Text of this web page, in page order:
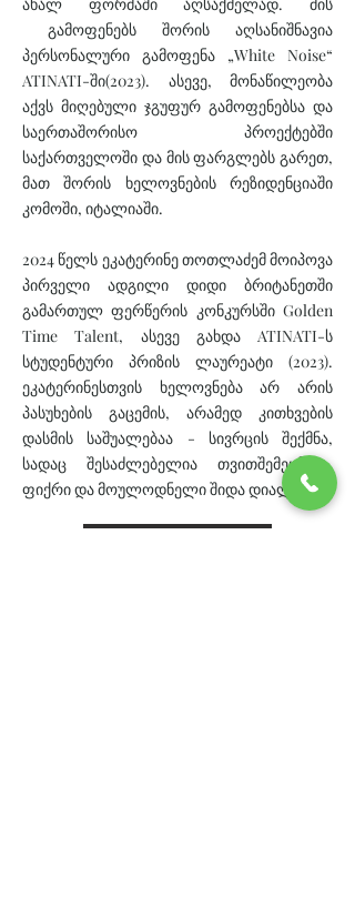
გამოფენებს შორის აღსანიშნავია
პერსონალური გამოფენა „White Noise“
ATINATI-ში(2023). ასევე, მონაწილეობა
აქვს მიღებული ჯგუფურ გამოფენებსა და
საერთაშორისო პროექტებში
საქართველოში და მის ფარგლებს გარეთ,
მათ შორის ხელოვნების რეზიდენციაში
კომოში, იტალიაში.
2024 წელს ეკატერინე თოთლაძემ მოიპოვა
პირველი ადგილი დიდი ბრიტანეთში
გამართულ ფერწერის კონკურსში Golden
Time Talent, ასევე გახდა ATINATI-ს
სტუდენტური პრიზის ლაურეატი (2023).
ეკატერინესთვის ხელოვნება არ არის
პასუხების გაცემის, არამედ კითხვების
დასმის საშუალებაა - სივრცის შექმნა,
სადაც შესაძლებელია თვითშემეცნება,
ფიქრი და მოულოდნელი შიდა დიალოგი.